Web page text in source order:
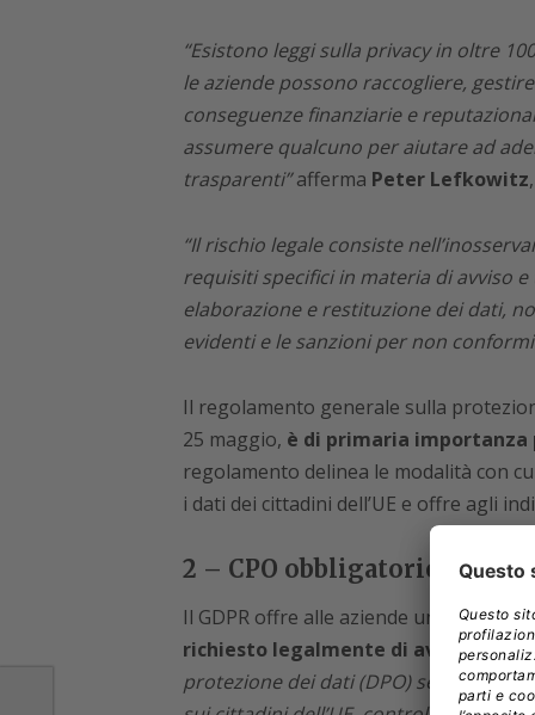
“Esistono leggi sulla privacy in oltre
le aziende possono raccogliere,
conseguenze finanziarie e
assumere qualcuno per aiutare ad
trasparenti”afferma Peter Lefkowitz
“Il rischio legale consiste
requisiti specifici in materia di avviso
elaborazione e restituzione dei dati,
evidenti e le sanzioni per non
Il regolamento generale sulla
25 maggio, è di primaria importanza
regolamento delinea le modalità con
i dati dei cittadini dell’UE e offre agli
2 – CPO obbligatorio
Il GDPR offre alle aziende un altro
richiesto legalmente di averne uno.
protezione dei dati (DPO) se le